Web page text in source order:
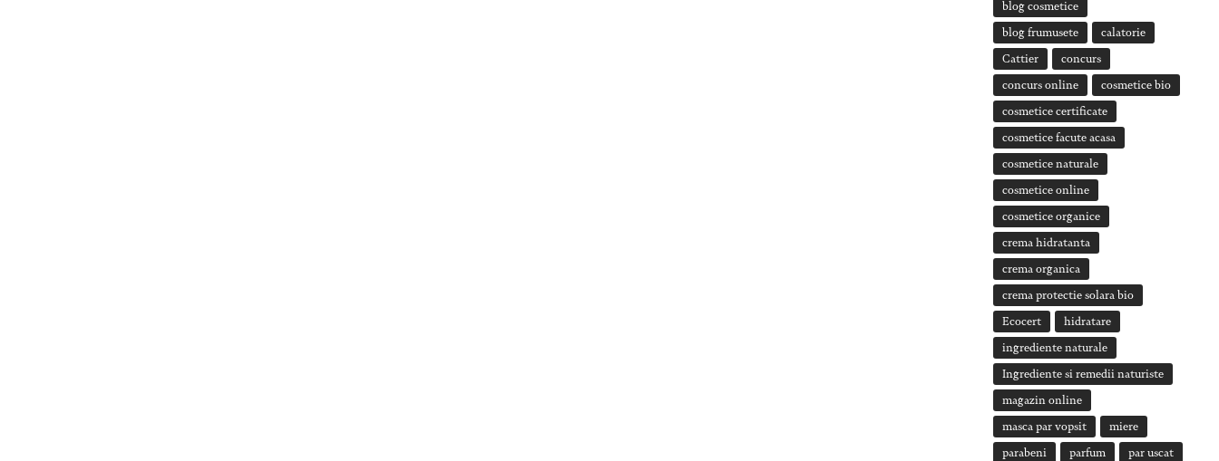
blog cosmetice
blog frumusete calatorie
Cattier concurs
concurs online cosmetice bio
cosmetice certificate
cosmetice facute acasa
cosmetice naturale
cosmetice online
cosmetice organice
crema hidratanta
crema organica
crema protectie solara bio
Ecocert hidratare
ingrediente naturale
Ingrediente si remedii naturiste
magazin online
masca par vopsit miere
parabeni parfum par uscat